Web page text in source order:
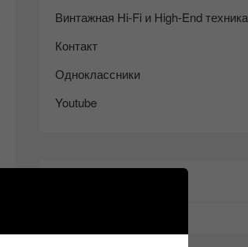
Винтажная Hi-Fi и High-End техника
Контакт
Одноклассники
Youtube